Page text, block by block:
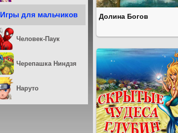
Долина Богов
Игры для мальчиков
Человек-Паук
Черепашка Ниндзя
Наруто